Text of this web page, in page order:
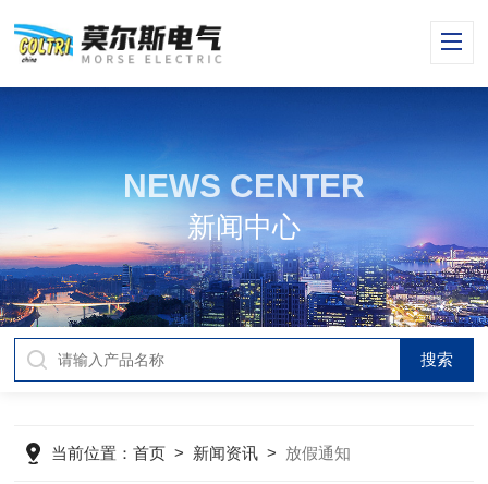
NEWS CENTER
新闻中心
当前位置：首页 > 新闻资讯 > 放假通知